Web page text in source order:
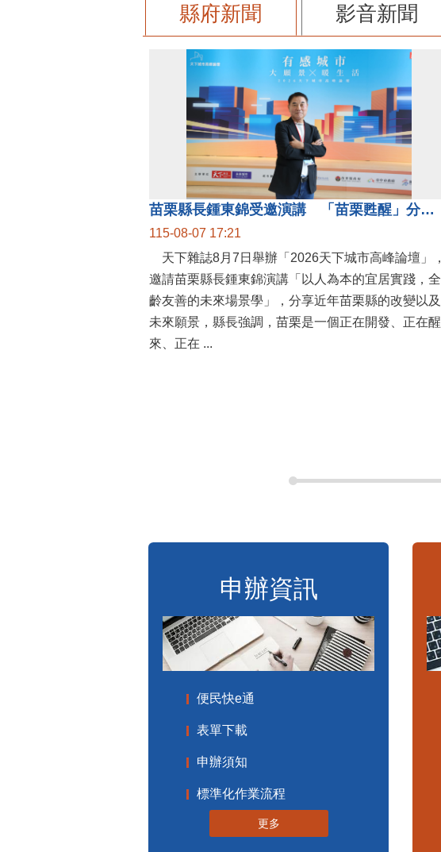
縣府新聞 影音新聞
苗栗縣長鍾東錦受邀演講 「苗栗甦醒」分享近年轉變
115-08-07 17:21
天下雜誌8月7日舉辦「2026天下城市高峰論壇」，
邀請苗栗縣長鍾東錦演講「以人為本的宜居實踐，全
齡友善的未來場景學」，分享近年苗栗縣的改變以及
未來願景，縣長強調，苗栗是一個正在開發、正在醒
申辦資訊
便民快e通
表單下載
申辦須知
標準化作業流程
更多